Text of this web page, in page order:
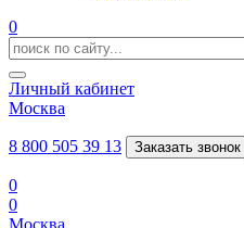
0
Личный кабинет
Москва
8 800 505 39 13 Заказать звонок
0
0
Москва